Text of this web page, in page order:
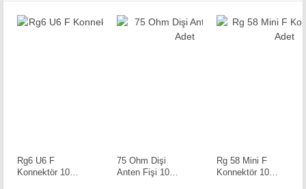
Rg6 U6 F
Konnektör 10
75 Ohm Dişi
Anten Fişi 10
Rg 58 Mini F
Konnektör 10